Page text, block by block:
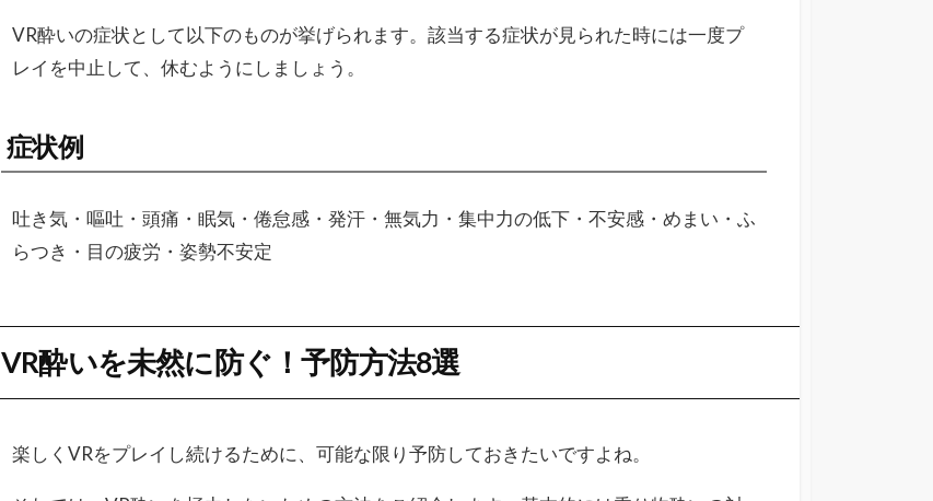
VR酔いの症状として以下のものが挙げられます。該当する症状が見られた時には一度プ
レイを中止して、休むようにしましょう。
症状例
吐き気・嘔吐・頭痛・眠気・倦怠感・発汗・無気力・集中力の低下・不安感・めまい・ふ
らつき・目の疲労・姿勢不安定
VR酔いを未然に防ぐ！予防方法8選
楽しくVRをプレイし続けるために、可能な限り予防しておきたいですよね。